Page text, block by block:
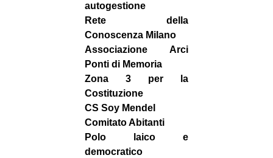
autogestione
Rete della
Conoscenza Milano
Associazione Arci
Ponti di Memoria
Zona 3 per la
Costituzione
CS Soy Mendel
Comitato Abitanti
Polo laico e
democratico